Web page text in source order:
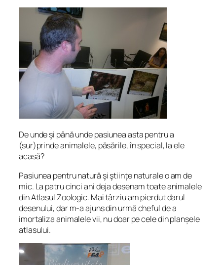
De unde şi până unde pasiunea asta pentru a
(sur)prinde animalele, păsările, în special, la ele
acasă?
Pasiunea pentru natură şi ştiințe naturale o am de
mic. La patru cinci ani deja desenam toate animalele
din Atlasul Zoologic. Mai târziu am pierdut darul
desenului, dar m-a ajuns din urmă cheful de a
imortaliza animalele vii, nu doar pe cele din planșele
atlasului.